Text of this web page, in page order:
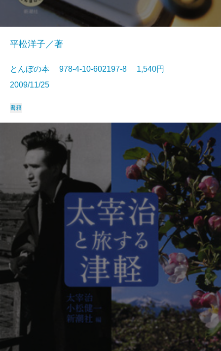
平松洋子／著
とんぼの本 978-4-10-602197-8 1,540円
2009/11/25
書籍